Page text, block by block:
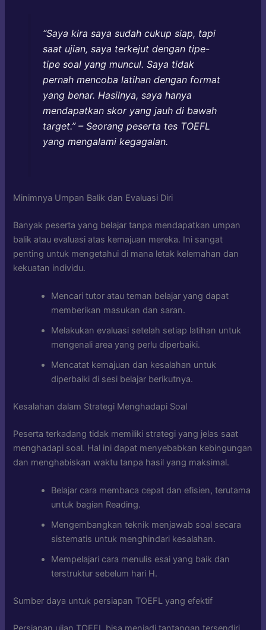
“Saya kira saya sudah cukup siap, tapi
saat ujian, saya terkejut dengan tipe-
tipe soal yang muncul. Saya tidak
pernah mencoba latihan dengan format
yang benar. Hasilnya, saya hanya
mendapatkan skor yang jauh di bawah
target.” – Seorang peserta tes TOEFL
yang mengalami kegagalan.
Minimnya Umpan Balik dan Evaluasi Diri
Banyak peserta yang belajar tanpa mendapatkan umpan
balik atau evaluasi atas kemajuan mereka. Ini sangat
penting untuk mengetahui di mana letak kelemahan dan
kekuatan individu.
Mencari tutor atau teman belajar yang dapat
memberikan masukan dan saran.
Melakukan evaluasi setelah setiap latihan untuk
mengenali area yang perlu diperbaiki.
Mencatat kemajuan dan kesalahan untuk
diperbaiki di sesi belajar berikutnya.
Kesalahan dalam Strategi Menghadapi Soal
Peserta terkadang tidak memiliki strategi yang jelas saat
menghadapi soal. Hal ini dapat menyebabkan kebingungan
dan menghabiskan waktu tanpa hasil yang maksimal.
Belajar cara membaca cepat dan efisien, terutama
untuk bagian Reading.
Mengembangkan teknik menjawab soal secara
sistematis untuk menghindari kesalahan.
Mempelajari cara menulis esai yang baik dan
terstruktur sebelum hari H.
Sumber daya untuk persiapan TOEFL yang efektif